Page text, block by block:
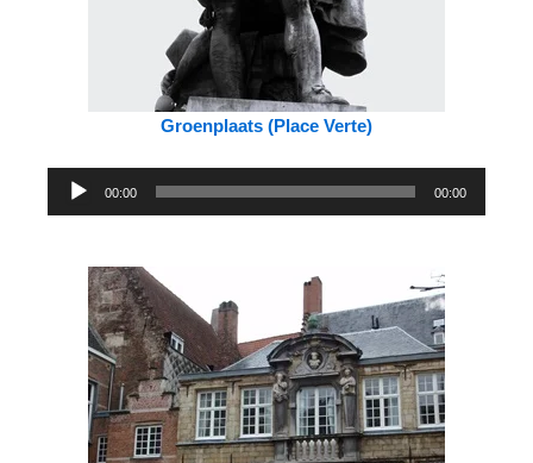
Groenplaats (Place Verte)
Lecteur
00:00 00:00